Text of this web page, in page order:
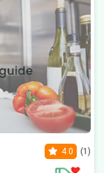
4.0 (1)